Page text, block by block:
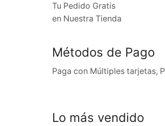
Tu Pedido Gratis
en Nuestra Tienda
Métodos de Pago
Paga con Múltiples tarjetas,
Lo más vendido